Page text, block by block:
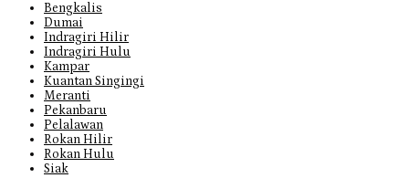
Bengkalis
Dumai
Indragiri Hilir
Indragiri Hulu
Kampar
Kuantan Singingi
Meranti
Pekanbaru
Pelalawan
Rokan Hilir
Rokan Hulu
Siak